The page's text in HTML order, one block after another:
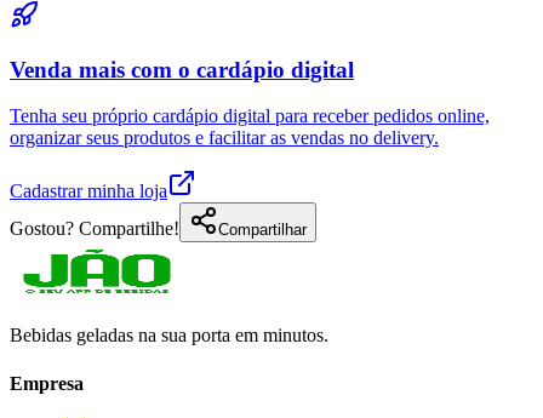
Venda mais com o cardápio digital
Tenha seu próprio cardápio digital para receber pedidos online,
organizar seus produtos e facilitar as vendas no delivery.
Cadastrar minha loja
Gostou? Compartilhe!
Compartilhar
Bebidas geladas na sua porta em minutos.
Empresa